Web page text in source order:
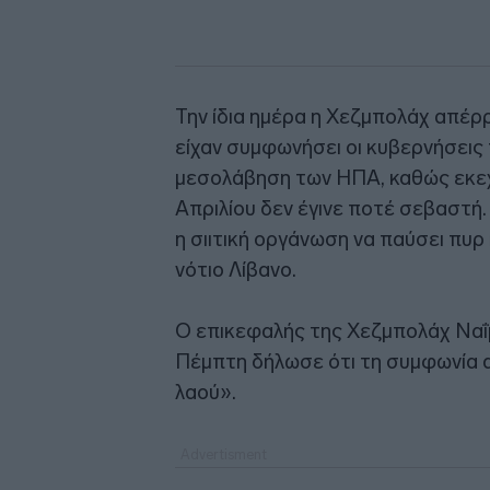
Την ίδια ημέρα η Χεζμπολάχ
είχαν συμφωνήσει οι
μεσολάβηση των ΗΠΑ, καθώς
Απριλίου δεν έγινε ποτέ
η σιιτική οργάνωση να παύσει
νότιο Λίβανο.
Ο επικεφαλής της Χεζμπολάχ
Πέμπτη δήλωσε ότι τη συμφωνία
λαού».